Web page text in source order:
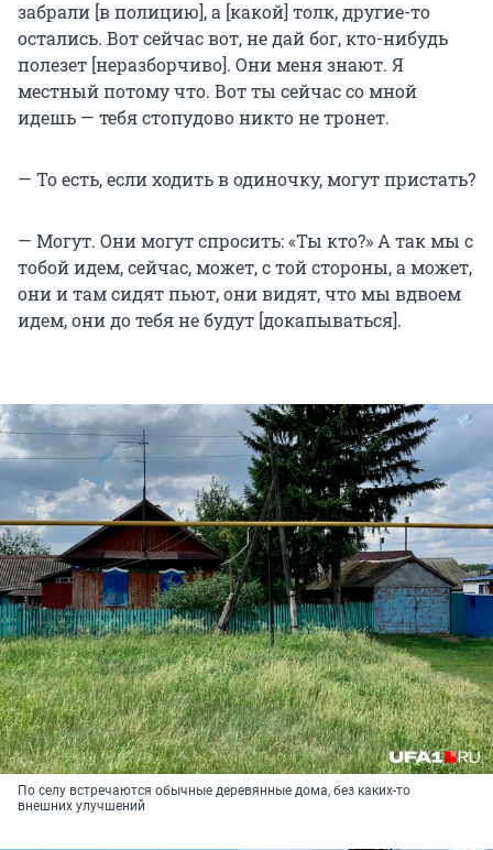
забрали [в полицию], а [какой] толк, другие-то
остались. Вот сейчас вот, не дай бог, кто-нибудь
полезет [неразборчиво]. Они меня знают. Я
местный потому что. Вот ты сейчас со мной
идешь — тебя стопудово никто не тронет.
— То есть, если ходить в одиночку, могут пристать?
— Могут. Они могут спросить: «Ты кто?» А так мы с
тобой идем, сейчас, может, с той стороны, а может,
они и там сидят пьют, они видят, что мы вдвоем
идем, они до тебя не будут [докапываться].
По селу встречаются обычные деревянные дома, без каких-то
внешних улучшений